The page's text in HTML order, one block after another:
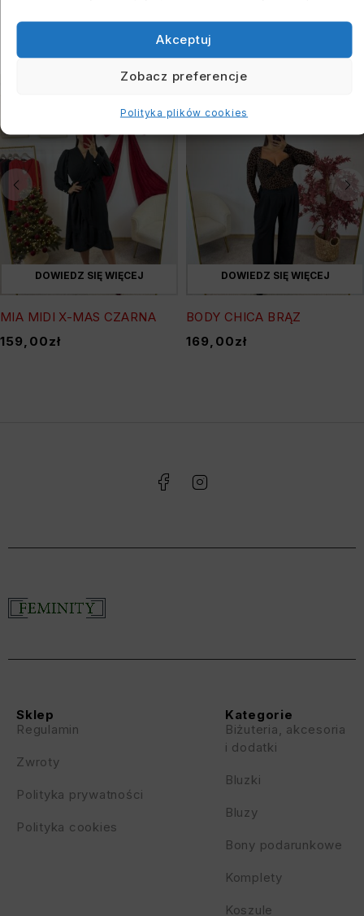
Akceptuj
Zobacz preferencje
Polityka plików cookies
DOWIEDZ SIĘ WIĘCEJ
MIA MIDI X-MAS CZARNA
159,00zł
WYPRZEDANE
DOWIEDZ SIĘ WIĘCEJ
BODY CHICA BRĄZ
169,00zł
Kategorie
Biżuteria, akcesoria
i dodatki
Bluzki
Bluzy
Bony podarunkowe
Komplety
Koszule
Sklep
Regulamin
Zwroty
Polityka prywatności
Polityka cookies